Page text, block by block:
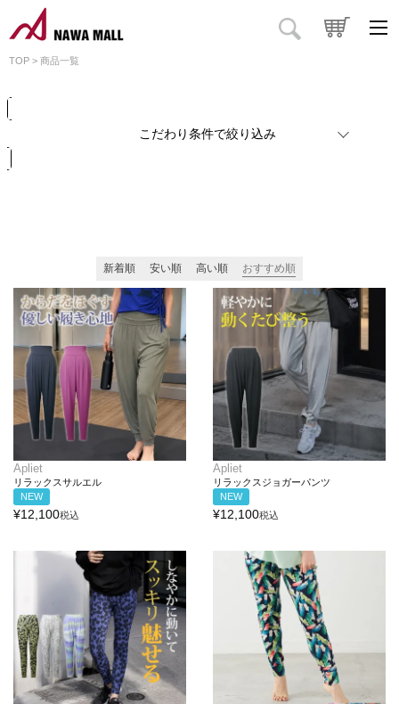
TOP 商品一覧
こだわり条件で絞り込み
価格
カラー
新着順 安い順 高い順 おすすめ順
Apliet
リラックスサルエル
NEW
¥12,100税込
Apliet
リラックスジョガーパンツ
NEW
¥12,100税込